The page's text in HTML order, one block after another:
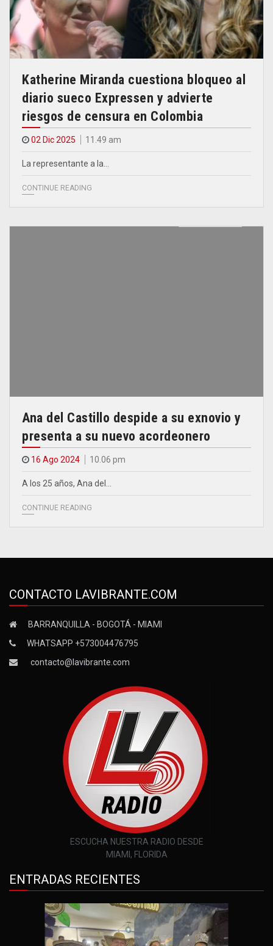
Katherine Miranda cuestiona bloqueo al
diario sueco Expressen y advierte
riesgos de censura en Colombia
02 Dic 2025 11.49 am
La representante a la…
CONTINUE READING
Ana del Castillo despide a su exnovio y
presenta a su nuevo acordeonero
16 Ago 2024 10.06 pm
A los 25 años, Ana del…
CONTINUE READING
CONTACTO LAVIBRANTE.COM
BARRANQUILLA - BOGOTÁ - MIAMI
WHATSAPP +573004476795
contacto@lavibrante.com
ESCUCHA NUESTRA RADIO DESDE
MIAMI, FLORIDA
ENTRADAS RECIENTES